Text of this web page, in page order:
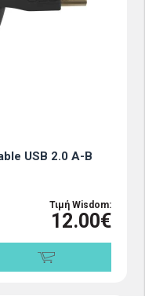
USB 2.0 A-B
Τιμή Wisdom:
12.00€